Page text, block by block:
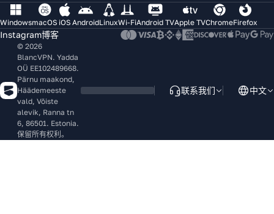
VG
Apr
2025
5/5
非常好的
VPN
非常好的
NN
2024
年11
月
5/5
WindowsmacOS iOS AndroidLinuxWi-FiAndroid TVApple TVChromeFirefox
Instagram博客
© 2026
BlancVPN. Yadda
OÜ EE102489668.
Pärnu maakond,
Häädemeeste
vald, Võiste
alevik, Ranna tn
6, 86501. Estonia.
保留所有权利。
联系我们 中文